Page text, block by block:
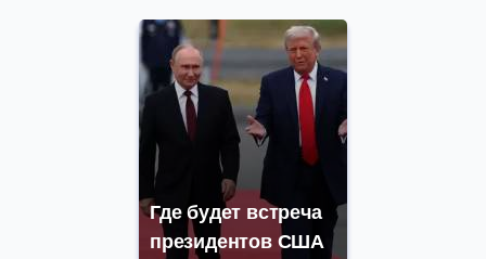
Где будет встреча
президентов США